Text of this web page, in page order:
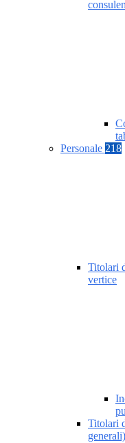
Personale 218
Titolari
vertice
Titolari
generali)